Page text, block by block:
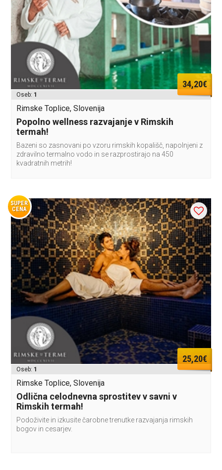
34,20€
Oseb: 1
Rimske Toplice, Slovenija
Popolno wellness razvajanje v Rimskih
termah!
Bazeni so zasnovani po vzoru rimskih kopališč, napolnjeni z
zdravilno termalno vodo in se razprostirajo na 450
kvadratnih metrih!
SUPER
CENA
25,20€
Oseb: 1
Rimske Toplice, Slovenija
Odlična celodnevna sprostitev v savni v
Rimskih termah!
Podoživite in izkusite čarobne trenutke razvajanja rimskih
bogov in cesarjev.